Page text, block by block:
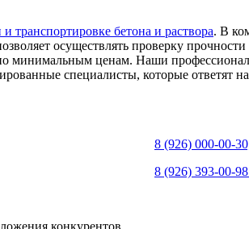
транспортировке бетона и раствора. В
осуществлять проверку
минимальным ценам. Наши
специалисты, которые
8 (926) 000-00-
8 (926) 393-00-